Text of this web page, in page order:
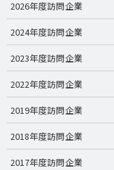
2026年度訪問企業
2024年度訪問企業
2023年度訪問企業
2022年度訪問企業
2019年度訪問企業
2018年度訪問企業
2017年度訪問企業